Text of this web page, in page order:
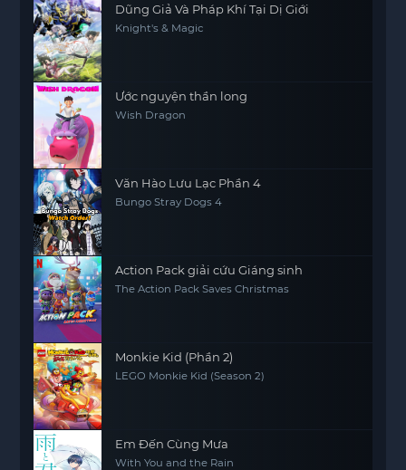
Dũng Giả Và Pháp Khí Tại Dị Giới
Knight's & Magic
Ước nguyện thần long
Wish Dragon
Văn Hào Lưu Lạc Phần 4
Bungo Stray Dogs 4
Action Pack giải cứu Giáng sinh
The Action Pack Saves Christmas
Monkie Kid (Phần 2)
LEGO Monkie Kid (Season 2)
Em Đến Cùng Mưa
With You and the Rain